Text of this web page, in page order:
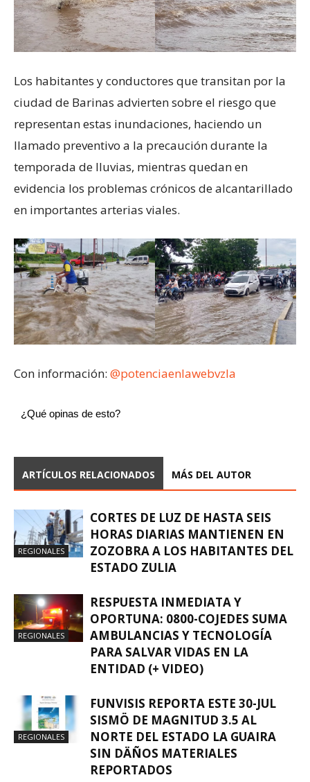
Los habitantes y conductores que transitan por la
ciudad de Barinas advierten sobre el riesgo que
representan estas inundaciones, haciendo un
llamado preventivo a la precaución durante la
temporada de lluvias, mientras quedan en
evidencia los problemas crónicos de alcantarillado
en importantes arterias viales.
Con información: @potenciaenlawebvzla
¿Qué opinas de esto?
ARTÍCULOS RELACIONADOS MÁS DEL AUTOR
REGIONALES
CORTES DE LUZ DE HASTA SEIS
HORAS DIARIAS MANTIENEN EN
ZOZOBRA A LOS HABITANTES DEL
ESTADO ZULIA
REGIONALES
RESPUESTA INMEDIATA Y
OPORTUNA: 0800-COJEDES SUMA
AMBULANCIAS Y TECNOLOGÍA
PARA SALVAR VIDAS EN LA
ENTIDAD (+ VIDEO)
REGIONALES
FUNVISIS REPORTA ESTE 30-JUL
SISMÖ DE MAGNITUD 3.5 AL
NORTE DEL ESTADO LA GUAIRA
SIN DÄÑOS MATERIALES
REPORTADOS